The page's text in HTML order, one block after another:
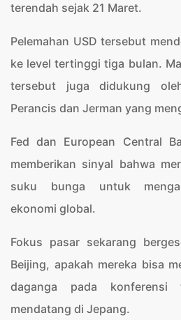
terendah sejak 21 Maret.
Pelemahan USD tersebut
ke level tertinggi tiga bulan.
tersebut juga didukung
Perancis dan Jerman yang
Fed dan European Central
memberikan sinyal bahwa
suku bunga untuk
ekonomi global.
Fokus pasar sekarang
Beijing, apakah mereka bisa
daganga pada
mendatang di Jepang.